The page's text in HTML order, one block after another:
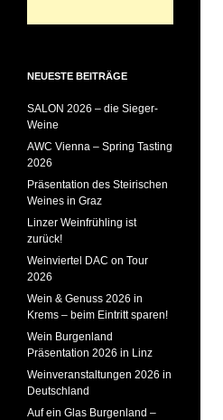
NEUESTE BEITRÄGE
SALON 2026 – die Sieger-
Weine
AWC Vienna – Spring Tasting
2026
Präsentation des Steirischen
Weines in Graz
Linzer Weinfrühling ist
zurück!
Weinviertel DAC on Tour
2026
Wein & Genuss 2026 in
Krems – beim Eintritt sparen!
Wein Burgenland
Präsentation 2026 in Linz
Weinveranstaltungen 2026 in
Deutschland
Auf ein Glas Burgenland –